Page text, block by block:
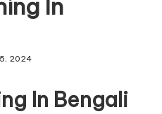
In
2024
In Bengali